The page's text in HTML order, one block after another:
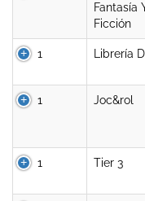
Fantasía
Ficción
1 Librería
1 Joc&rol
1 Tier 3